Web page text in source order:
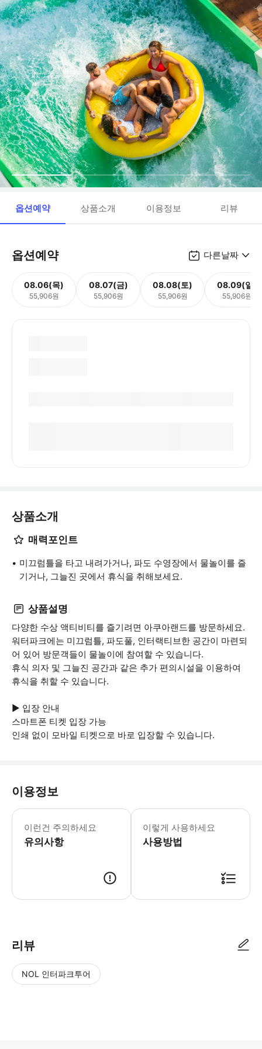
옵션예약 상품소개 이용정보 리뷰
옵션예약 다른날짜
08.06(목)
55,906원
08.07(금)
55,906원
08.08(토)
55,906원
08.09(일)
55,906원
상품소개
매력포인트
미끄럼틀을 타고 내려가거나, 파도 수영장에서 물놀이를 즐
기거나, 그늘진 곳에서 휴식을 취해보세요.
상품설명
다양한 수상 액티비티를 즐기려면 아쿠아랜드를 방문하세요.
워터파크에는 미끄럼틀, 파도풀, 인터랙티브한 공간이 마련되
어 있어 방문객들이 물놀이에 참여할 수 있습니다.
휴식 의자 및 그늘진 공간과 같은 추가 편의시설을 이용하여
휴식을 취할 수 있습니다.
▶ 입장 안내
스마트폰 티켓 입장 가능
인쇄 없이 모바일 티켓으로 바로 입장할 수 있습니다.
이용정보
이런건 주의하세요
유의사항
▶ 꼭 알아두세요 * 탈의실 완비 * 다
이렇게 사용하세요
사용방법
리뷰
NOL 인터파크투어